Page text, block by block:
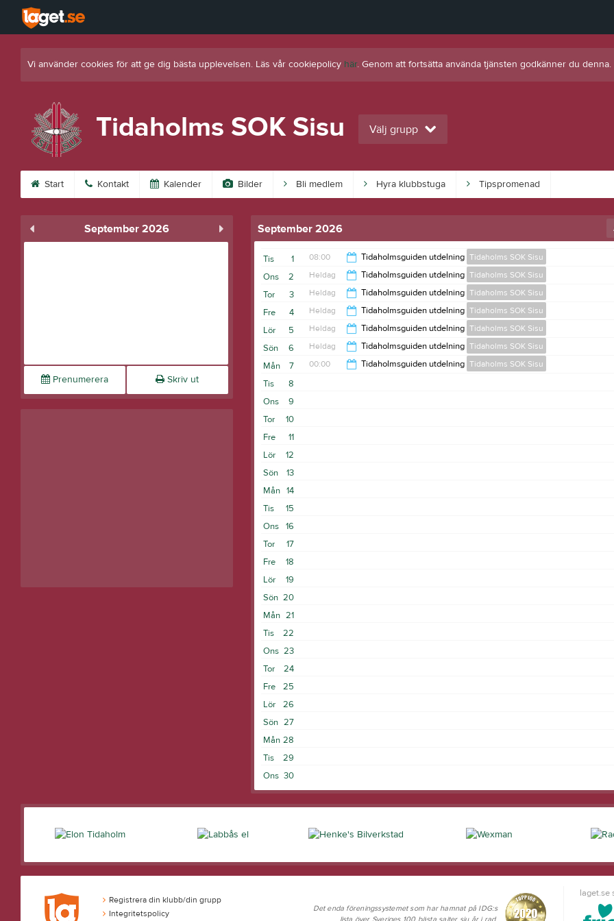
Vi använder cookies för att ge dig bästa upplevelsen. Läs vår cookiepolicy här. Genom att fortsätta använda tjänsten godkänner du denna.
Tidaholms SOK Sisu Välj grupp
Start Kontakt Kalender Bilder Bli medlem Hyra klubbstuga Tipspromenad
September 2026
Prenumerera Skriv ut
September 2026
1
Tis 08:00 Tidaholmsguiden utdelning Tidaholms SOK Sisu
00:00
2
Ons Heldag Tidaholmsguiden utdelning Tidaholms SOK Sisu
3
Tor Heldag Tidaholmsguiden utdelning Tidaholms SOK Sisu
4
Fre Heldag Tidaholmsguiden utdelning Tidaholms SOK Sisu
5
Lör Heldag Tidaholmsguiden utdelning Tidaholms SOK Sisu
6
Sön Heldag Tidaholmsguiden utdelning Tidaholms SOK Sisu
7
Mån 00:00 Tidaholmsguiden utdelning Tidaholms SOK Sisu
8
Tis
9
Ons
10
Tor
11
Fre
12
Lör
13
Sön
14
Mån
15
Tis
16
Ons
17
Tor
18
Fre
19
Lör
20
Sön
21
Mån
22
Tis
23
Ons
24
Tor
25
Fre
26
Lör
27
Sön
28
Mån
29
Tis
30
Ons
Registrera din klubb/din grupp
Integritetspolicy
laget.se
Det enda föreningssystemet som har hamnat på IDG:s